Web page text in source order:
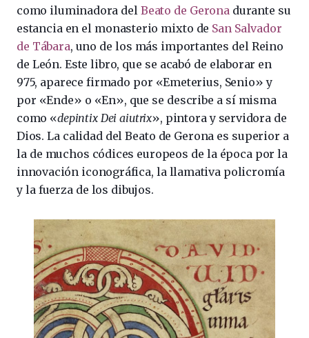
como iluminadora delBeato de Gerona durante su
estancia en el monasterio mixto de San Salvador
de Tábara, uno de los más importantes del Reino
de León. Este libro, que se acabó de elaborar en
975, aparece firmado por «Emeterius, Senio» y
por «Ende» o «En», que se describe a sí misma
como «depintix Dei aiutrix», pintora y servidora de
Dios. La calidad del Beato de Gerona es superior a
la de muchos códices europeos de la época por la
innovación iconográfica, la llamativa policromía
y la fuerza de los dibujos.